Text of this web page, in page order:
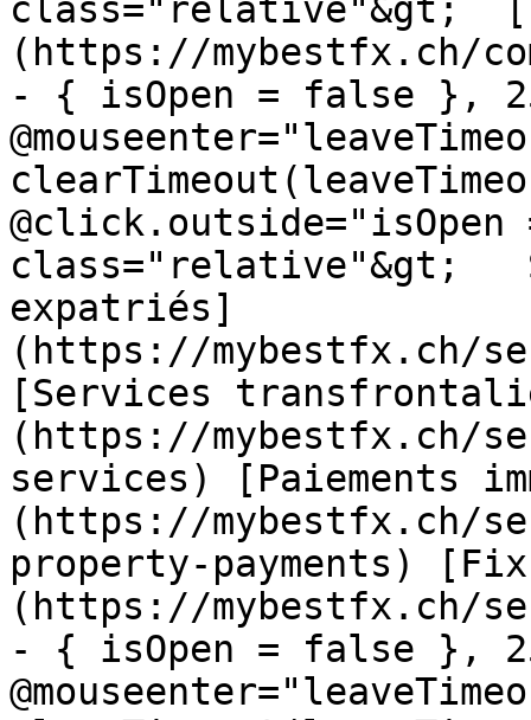
class="relative"&gt;
(https://mybestfx.ch/
- { isOpen = false },
class="relative"&gt;
expatriés]
(https://mybestfx.ch/
[Services
(https://mybestfx.ch/
services) [Paiements
(https://mybestfx.ch/
property-payments)
(https://mybestfx.ch/
- { isOpen = false },